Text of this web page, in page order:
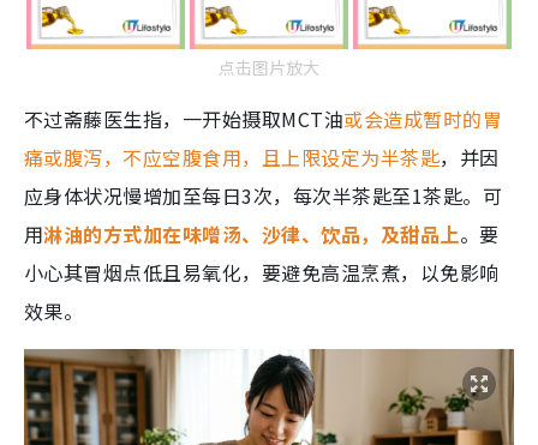
点击图片放大
不过斋藤医生指，一开始摄取MCT油或会造成暂时的胃
痛或腹泻，不应空腹食用，且上限设定为半茶匙，并因
应身体状况慢增加至每日3次，每次半茶匙至1茶匙。可
用淋油的方式加在味噌汤、沙律、饮品，及甜品上。要
小心其冒烟点低且易氧化，要避免高温烹煮，以免影响
效果。